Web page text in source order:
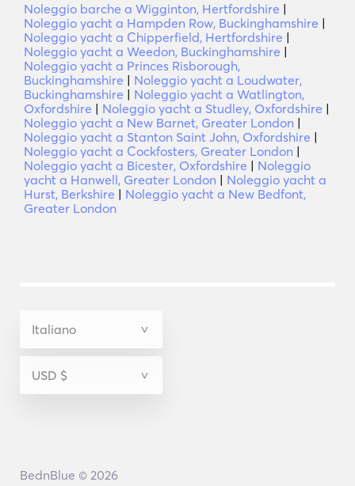
Noleggio barche a Wigginton, Hertfordshire |
Noleggio yacht a Hampden Row, Buckinghamshire |
Noleggio yacht a Chipperfield, Hertfordshire |
Noleggio yacht a Weedon, Buckinghamshire |
Noleggio yacht a Princes Risborough,
Buckinghamshire | Noleggio yacht a Loudwater,
Buckinghamshire | Noleggio yacht a Watlington,
Oxfordshire | Noleggio yacht a Studley, Oxfordshire |
Noleggio yacht a New Barnet, Greater London |
Noleggio yacht a Stanton Saint John, Oxfordshire |
Noleggio yacht a Cockfosters, Greater London |
Noleggio yacht a Bicester, Oxfordshire | Noleggio
yacht a Hanwell, Greater London | Noleggio yacht a
Hurst, Berkshire | Noleggio yacht a New Bedfont,
Greater London
BednBlue © 2026